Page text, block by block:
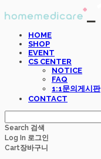
HOME
SHOP
EVENT
CS CENTER
NOTICE
FAQ
1:1문의게시판
CONTACT
Search 검색
Log In 로그인
Cart장바구니